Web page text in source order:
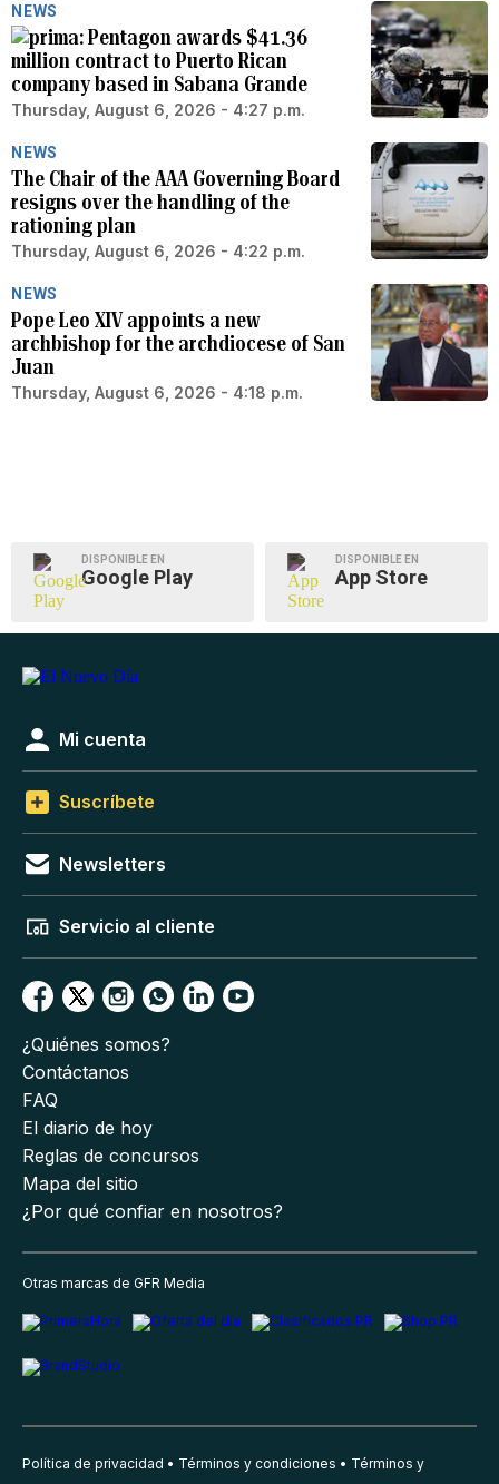
NEWS
Pentagon awards $41.36
million contract to Puerto Rican
company based in Sabana Grande
Thursday, August 6, 2026 - 4:27 p.m.
NEWS
The Chair of the AAA Governing Board
resigns over the handling of the
rationing plan
Thursday, August 6, 2026 - 4:22 p.m.
NEWS
Pope Leo XIV appoints a new
archbishop for the archdiocese of San
Juan
Thursday, August 6, 2026 - 4:18 p.m.
DISPONIBLE EN
Google Play
DISPONIBLE EN
App Store
Mi cuenta
Suscríbete
Newsletters
Servicio al cliente
¿Quiénes somos?
Contáctanos
FAQ
El diario de hoy
Reglas de concursos
Mapa del sitio
¿Por qué confiar en nosotros?
Otras marcas de GFR Media
Política de privacidad Términos y condiciones
Términos y